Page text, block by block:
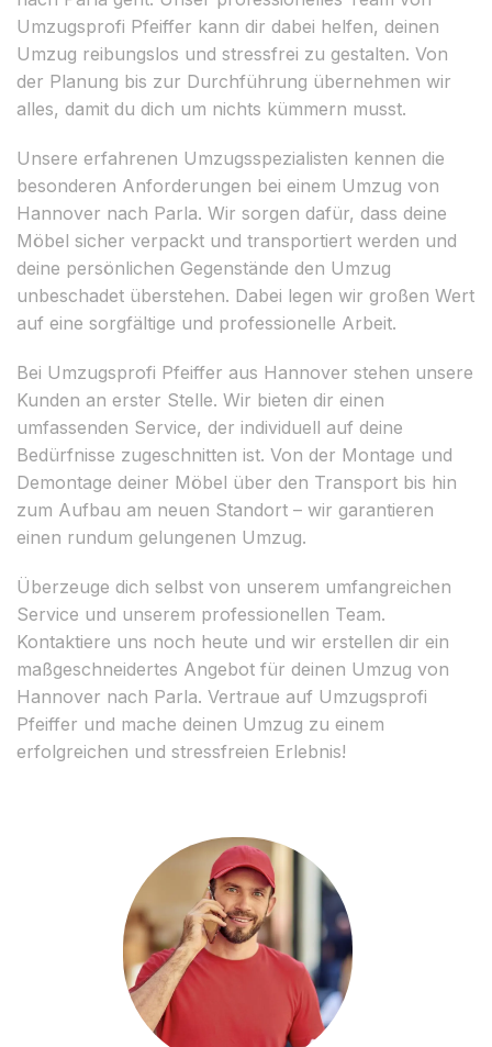
Umzugsprofi Pfeiffer kann dir dabei helfen, deinen
Umzug reibungslos und stressfrei zu gestalten. Von
der Planung bis zur Durchführung übernehmen wir
alles, damit du dich um nichts kümmern musst.
Unsere erfahrenen Umzugsspezialisten kennen die
besonderen Anforderungen bei einem Umzug von
Hannover nach Parla. Wir sorgen dafür, dass deine
Möbel sicher verpackt und transportiert werden und
deine persönlichen Gegenstände den Umzug
unbeschadet überstehen. Dabei legen wir großen Wert
auf eine sorgfältige und professionelle Arbeit.
Bei Umzugsprofi Pfeiffer aus Hannover stehen unsere
Kunden an erster Stelle. Wir bieten dir einen
umfassenden Service, der individuell auf deine
Bedürfnisse zugeschnitten ist. Von der Montage und
Demontage deiner Möbel über den Transport bis hin
zum Aufbau am neuen Standort – wir garantieren
einen rundum gelungenen Umzug.
Überzeuge dich selbst von unserem umfangreichen
Service und unserem professionellen Team.
Kontaktiere uns noch heute und wir erstellen dir ein
maßgeschneidertes Angebot für deinen Umzug von
Hannover nach Parla. Vertraue auf Umzugsprofi
Pfeiffer und mache deinen Umzug zu einem
erfolgreichen und stressfreien Erlebnis!